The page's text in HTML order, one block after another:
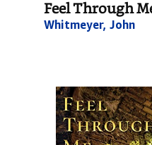
Feel Through
Whitmeyer, John